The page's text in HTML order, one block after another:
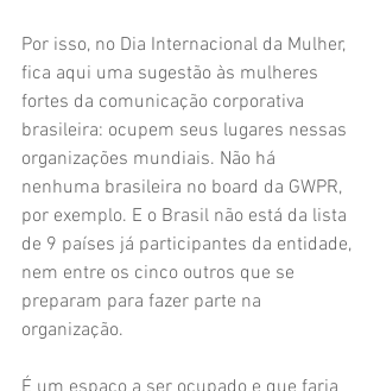
Por isso, no Dia Internacional da Mulher,
fica aqui uma sugestão às mulheres
fortes da comunicação corporativa
brasileira: ocupem seus lugares nessas
organizações mundiais. Não há
nenhuma brasileira no board da GWPR,
por exemplo. E o Brasil não está da lista
de 9 países já participantes da entidade,
nem entre os cinco outros que se
preparam para fazer parte na
organização.